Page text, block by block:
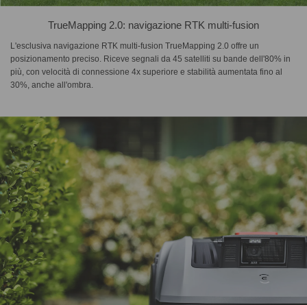
TrueMapping 2.0: navigazione RTK multi-fusion
L'esclusiva navigazione RTK multi-fusion TrueMapping 2.0 offre un
posizionamento preciso. Riceve segnali da 45 satelliti su bande dell'80% in
più, con velocità di connessione 4x superiore e stabilità aumentata fino al
30%, anche all'ombra.